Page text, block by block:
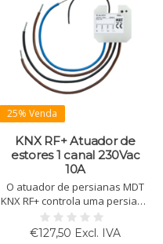
25% Venda
KNX RF+ Atuador de
estores 1 canal 230Vac
10A
O atuador de persianas MDT
KNX RF+ controla uma persiana
ou toldo com 230 V.
Programável via ETS5, com 8
€127,50 Excl. IVA